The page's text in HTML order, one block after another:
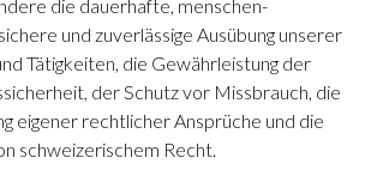
die dauerhafte, menschen­
und zuverlässige Ausübung unserer
Tätig­keiten, die Gewähr­leistung der
der Schutz vor Miss­brauch, die
eigener recht­licher Ansprüche und die
schweizerischem Recht.